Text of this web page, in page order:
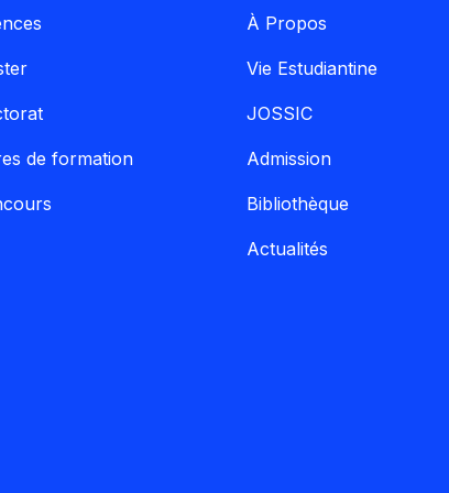
de formation
À Propos
Vie Estudiantine
JOSSIC
Admission
Bibliothèque
Actualités